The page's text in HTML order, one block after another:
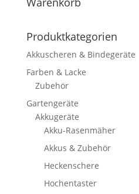
Produktkategorien
Akkuscheren & Bindegeräte
Farben & Lacke
Zubehör
Gartengeräte
Akkugeräte
Akku-Rasenmäher
Akkus & Zubehör
Heckenschere
Hochentaster